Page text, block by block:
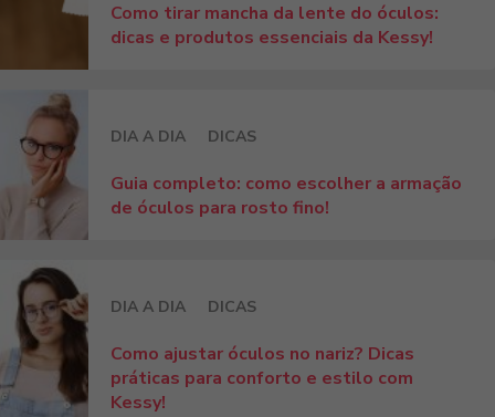
Como tirar mancha da lente do óculos:
dicas e produtos essenciais da Kessy!
DIA A DIA DICAS
Guia completo: como escolher a armação
de óculos para rosto fino!
DIA A DIA DICAS
Como ajustar óculos no nariz? Dicas
práticas para conforto e estilo com
Kessy!